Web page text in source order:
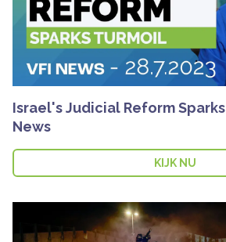
Israel's Judicial Reform Sparks
News
KIJK NU